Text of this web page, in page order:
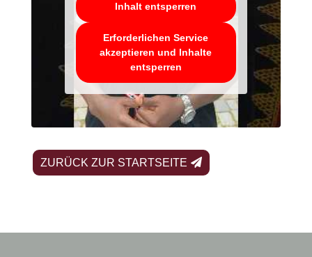
Inhalt entsperren
Erforderlichen Service
akzeptieren und Inhalte
entsperren
ZURÜCK ZUR STARTSEITE